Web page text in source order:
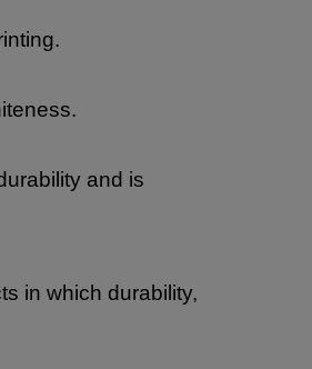
and is
in which durability,